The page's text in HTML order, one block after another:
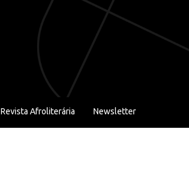
Revista Afroliterária Newsletter